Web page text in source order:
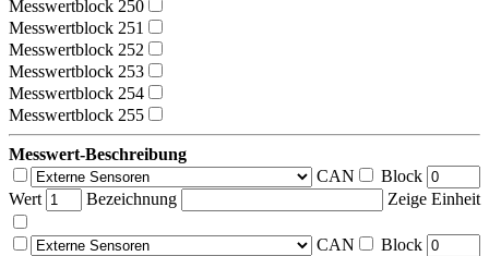
Messwertblock 250
Messwertblock 251
Messwertblock 252
Messwertblock 253
Messwertblock 254
Messwertblock 255
Messwert-Beschreibung
CAN
Block
Wert
Bezeichnung Zeige Einheit
CAN
Block